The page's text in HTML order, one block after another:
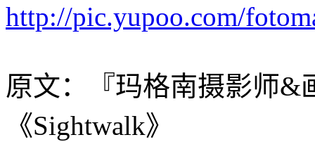
http://pic.yupoo.com/
原文：『玛格南摄影师&
《Sightwalk》